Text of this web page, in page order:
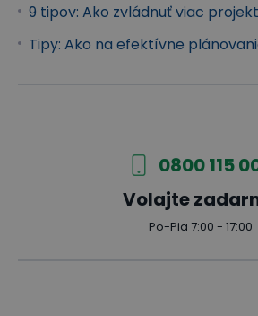
9 tipov: Ako zvládnuť viac
Tipy: Ako na efektívne
0800 115
Volajte
Po-Pia 7:00 - 17:00